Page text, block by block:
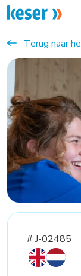
Terug naar
# J-02485